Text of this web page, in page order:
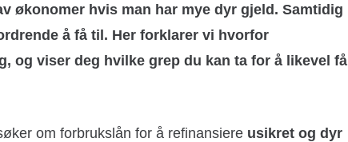
økonomer hvis man har mye dyr gjeld. Samtidig
å få til. Her forklarer vi hvorfor
og viser deg hvilke grep du kan ta for å likevel få
om forbrukslån for å refinansiere usikret og dyr